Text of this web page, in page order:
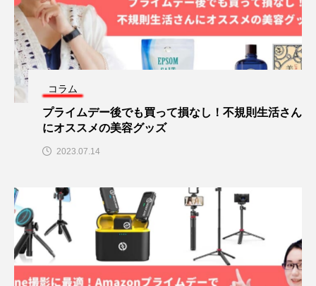
コラム
プライムデー後でも買って損なし！不規則生活さん
にオススメの美容グッズ
2023.07.14